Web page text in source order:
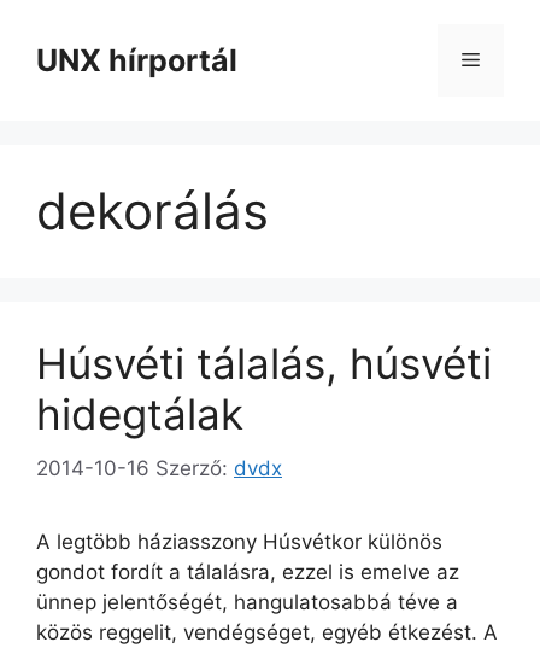
tartalomba
UNX hírportál Menü
dekorálás
Húsvéti tálalás, húsvéti
hidegtálak
2014-10-16 Szerző: dvdx
A legtöbb háziasszony Húsvétkor különös
gondot fordít a tálalásra, ezzel is emelve az
ünnep jelentőségét, hangulatosabbá téve a
közös reggelit, vendégséget, egyéb étkezést. A